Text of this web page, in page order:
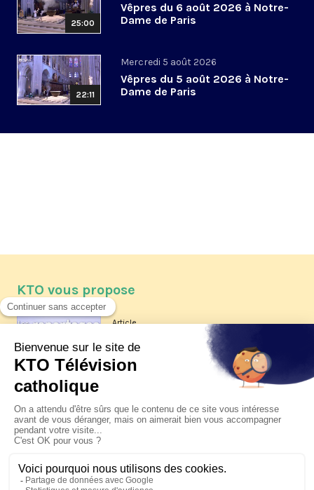
25:00
Vêpres du 6 août 2026 à Notre-
Dame de Paris
22:11
Mercredi 5 août 2026
Vêpres du 5 août 2026 à Notre-
Dame de Paris
KTO vous propose
Article
Les reportages d'été 2026 de KTO
La visite pastorale du pape Léon
XIV à Assise à suivre sur KTO le
jeudi 6 août
Le pape en Uruguay, Argentine et
Pérou du 6 au 17 novembre 2026